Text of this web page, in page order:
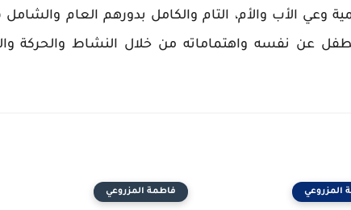
الأب والأم، التام والكامل بدورهم العام والشامل
عن نفسه واهتماماته من خلال النشاط والحركة
المزروعي فاطمة المزروعي